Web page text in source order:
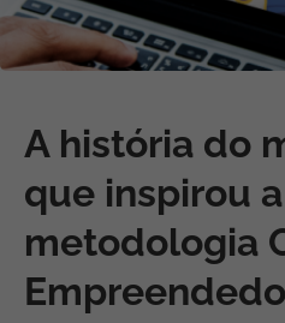
A história do
que inspirou a
metodologia